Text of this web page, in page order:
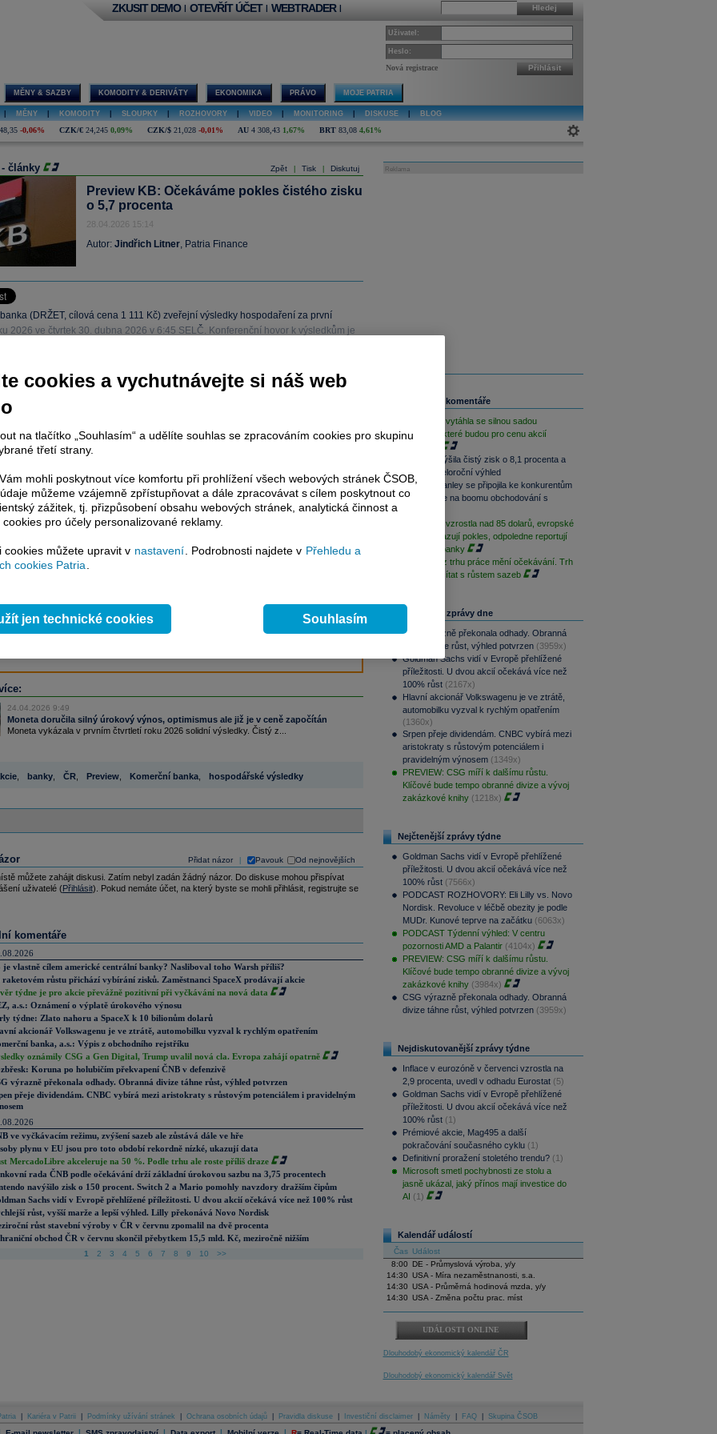
Hledej
ZKUSIT DEMO | OTEVŘÍT ÚČET | WEBTRADER |
Uživatel:
Heslo:
Nová registrace Přihlásit
MĚNY & SAZBY KOMODITY & DERIVÁTY EKONOMIKA PRÁVO MOJE PATRIA
MĚNY KOMODITY SLOUPKY ROZHOVORY VIDEO MONITORING DISKUSE BLOG
-0,06% CZK/€ 24,245 0,09% CZK/$ 21,028 -0,01% AU 4 308,43 1,67% BRT 83,08 4,61%
Zpět Tisk Diskutuj
- články
Preview KB: Očekáváme pokles čistého zisku
o 5,7 procenta
28.04.2026 15:14
Autor: Jindřich Litner, Patria Finance
(DRŽET, cílová cena 1 111 Kč) zveřejní výsledky hospodaření za první
2026 ve čtvrtek 30. dubna 2026 v 6:45 SELČ. Konferenční hovor k výsledkům je
článku je dostupné jen klientům placených služeb
služeb, potom je nutné sePřihlásit.
kekompletnímu zpravodajství
bez jakýchkoliv omezení. Veškeré
komentáře a horké zprávy jsou
terminálovou metodou (bez nutnosti obnovovat stránku) bez
a v plné verzi.
servis, rozsáhlédatabázečasových řad ke stažení,prognózy
a valuace, ekonomickéfundamenty více
24.04.2026 9:49
Moneta doručila silný úrokový výnos, optimismus ale již je v ceně započítán
Moneta vykázala v prvním čtvrtletí roku 2026 solidní výsledky. Čistý z...
, banky, ČR, Preview, Komerční banka, hospodářské výsledky
Přidat názor Pavouk Od nejnovějších
můžete zahájit diskusi. Zatím nebyl zadán žádný názor. Do diskuse mohou přispívat
uživatelé (Přihlásit). Pokud nemáte účet, na který byste se mohli přihlásit, registrujte se
komentáře
je vlastně cílem americké centrální banky? Nasliboval toho Warsh příliš?
raketovém růstu přichází vybírání zisků. Zaměstnanci SpaceX prodávají akcie
týdne je pro akcie převážně pozitivní při vyčkávání na nová data
a.s.: Oznámení o výplatě úrokového výnosu
týdne: Zlato nahoru a SpaceX k 10 bilionům dolarů
akcionář Volkswagenu je ve ztrátě, automobilku vyzval k rychlým opatřením
banka, a.s.: Výpis z obchodního rejstříku
oznámily CSG a Gen Digital, Trump uvalil nová cla. Evropa zahájí opatrně
Koruna po holubičím překvapení ČNB v defenzivě
výrazně překonala odhady. Obranná divize táhne růst, výhled potvrzen
přeje dividendám. CNBC vybírá mezi aristokraty s růstovým potenciálem i pravidelným
ve vyčkávacím režimu, zvýšení sazeb ale zůstává dále ve hře
plynu v EU jsou pro toto období rekordně nízké, ukazují data
MercadoLibre akceleruje na 50 %. Podle trhu ale roste příliš draze
rada ČNB podle očekávání drží základní úrokovou sazbu na 3,75 procentech
navýšilo zisk o 150 procent. Switch 2 a Mario pomohly navzdory dražším čipům
Sachs vidí v Evropě přehlížené příležitosti. U dvou akcií očekává více než 100% růst
růst, vyšší marže a lepší výhled. Lilly překonává Novo Nordisk
růst stavební výroby v ČR v červnu zpomalil na dvě procenta
obchod ČR v červnu skončil přebytkem 15,5 mld. Kč, meziročně nižším
1 2 3 4 5 6 7 8 9 10 >>
Reklama
Související komentáře
Moneta se vytáhla se silnou sadou
výsledků, které budou pro cenu akcií
Moneta zvýšila čistý zisk o 8,1 procenta a
navýšila celoroční výhled
Morgan Stanley se připojila ke konkurentům
a svezla se na boomu obchodování s
Cena ropy vzrostla nad 85 dolarů, evropské
futures ukazují pokles, odpoledne reportují
americké banky
Silná data z trhu práce mění očekávání. Trh
začíná počítat s růstem sazeb
Nejčtenější zprávy dne
CSG výrazně překonala odhady. Obranná
divize táhne růst, výhled potvrzen (3959x)
Goldman Sachs vidí v Evropě přehlížené
příležitosti. U dvou akcií očekává více než
100% růst (2167x)
Hlavní akcionář Volkswagenu je ve ztrátě,
automobilku vyzval k rychlým opatřením
(1360x)
Srpen přeje dividendám. CNBC vybírá mezi
aristokraty s růstovým potenciálem i
pravidelným výnosem (1349x)
PREVIEW: CSG míří k dalšímu růstu.
Klíčové bude tempo obranné divize a vývoj
zakázkové knihy (1218x)
Nejčtenější zprávy týdne
Goldman Sachs vidí v Evropě přehlížené
příležitosti. U dvou akcií očekává více než
100% růst (7566x)
PODCAST ROZHOVORY: Eli Lilly vs. Novo
Nordisk. Revoluce v léčbě obezity je podle
MUDr. Kunové teprve na začátku (6063x)
PODCAST Týdenní výhled: V centru
pozornosti AMD a Palantir (4104x)
PREVIEW: CSG míří k dalšímu růstu.
Klíčové bude tempo obranné divize a vývoj
zakázkové knihy (3984x)
CSG výrazně překonala odhady. Obranná
divize táhne růst, výhled potvrzen (3959x)
Nejdiskutovanější zprávy týdne
Inflace v eurozóně v červenci vzrostla na
2,9 procenta, uvedl v odhadu Eurostat (5)
Goldman Sachs vidí v Evropě přehlížené
příležitosti. U dvou akcií očekává více než
100% růst (1)
Prémiové akcie, Mag495 a další
pokračování současného cyklu (1)
Definitivní proražení stoletého trendu? (1)
Microsoft smetl pochybnosti ze stolu a
jasně ukázal, jaký přínos mají investice do
AI (1)
Kalendář událostí
Čas Událost
8:00
DE - Průmyslová výroba, y/y
14:30 USA - Míra nezaměstnanosti, s.a.
14:30 USA - Průměrná hodinová mzda, y/y
14:30 USA - Změna počtu prac. míst
UDÁLOSTI ONLINE
Dlouhodobý ekonomický kalendář ČR
Dlouhodobý ekonomický kalendář Svět
Kariéra v Patrii Podmínky užívání stránek Ochrana osobních údajů Pravidla diskuse Investiční disclaimer Náměty FAQ Skupina ČSOB
| | | |
cookies a vychutnávejte si náš web
na tlačítko „Souhlasím“ a udělíte souhlas se zpracováním cookies pro skupinu
třetí strany.
mohli poskytnout více komfortu při prohlížení všech webových stránek ČSOB,
můžeme vzájemně zpřístupňovat a dále zpracovávat s cílem poskytnout co
zážitek, tj. přizpůsobení obsahu webových stránek, analytická činnost a
pro účely personalizované reklamy.
cookies můžete upravit v nastavení. Podrobnosti najdete v Přehledu a
cookies Patria.
jen technické cookies Souhlasím